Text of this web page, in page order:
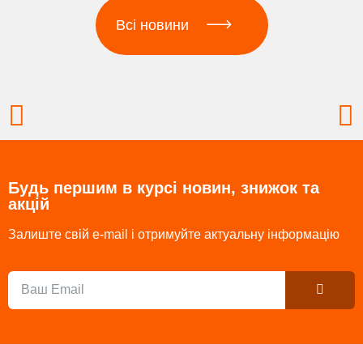
Всі новини
Prev
Будь першим в курсі новин, знижок та
акцій
Залиште свій e-mail і отримуйте актуальну інформацію
Email Submit